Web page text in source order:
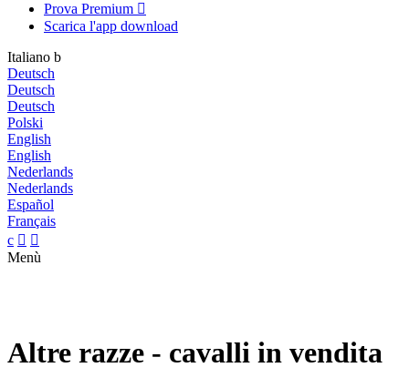
Prova Premium 
Scarica l'app download
Italiano b
Deutsch
Deutsch
Deutsch
Polski
English
English
Nederlands
Nederlands
Español
Français
c  
Menù
Altre razze - cavalli in vendita